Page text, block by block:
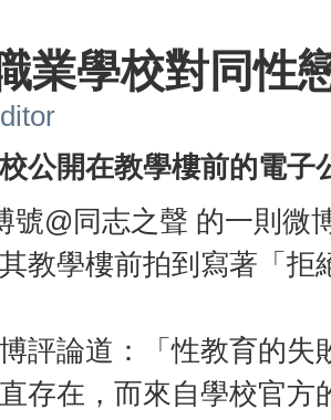
業學校對同性
公開在教學樓前的電子
號@同志之聲 的一則微
教學樓前拍到寫著「
評論道：「性教育的
存在，而來自學校官方